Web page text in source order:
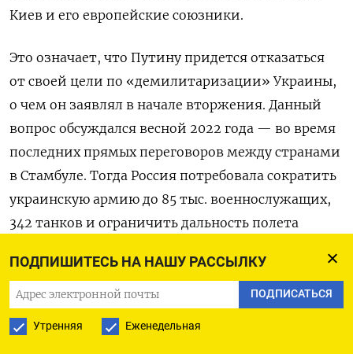
ПОДПИШИТЕСЬ НА НАШУ РАССЫЛКУ
ПОДПИСАТЬСЯ
Утренняя Еженедельная
Киев и его европейские союзники.
Это означает, что Путину придется отказаться
от своей цели по «демилитаризации» Украины,
о чем он заявлял в начале вторжения. Данный
вопрос обсуждался весной 2022 года — во время
последних прямых переговоров между странами
в Стамбуле. Тогда Россия потребовала сократить
украинскую армию до 85 тыс. военнослужащих,
342 танков и ограничить дальность полета
на 250 тыс. солдатах с 800 танками и ракетами,
бьющими на 280 километров.
Однако после того как США отказались принять